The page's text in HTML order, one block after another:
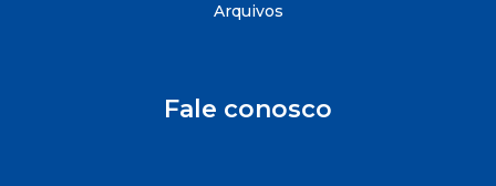
Arquivos
Fale conosco